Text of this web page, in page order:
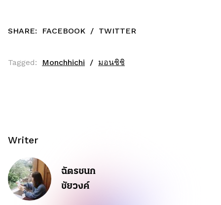
SHARE: FACEBOOK / TWITTER
Tagged: Monchhichi มอนชิชิ
Writer
ฉัตรชนก
ชัยวงค์